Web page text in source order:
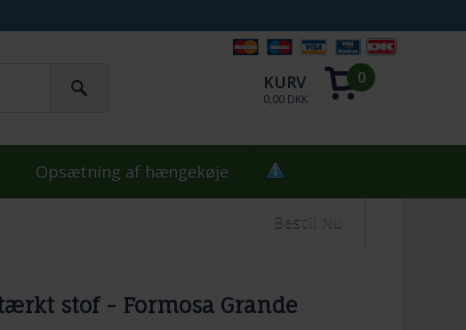
KURV
0,00 DKK
0
Opsætning af hængekøje
Bestil Nu
stof - Formosa Grande